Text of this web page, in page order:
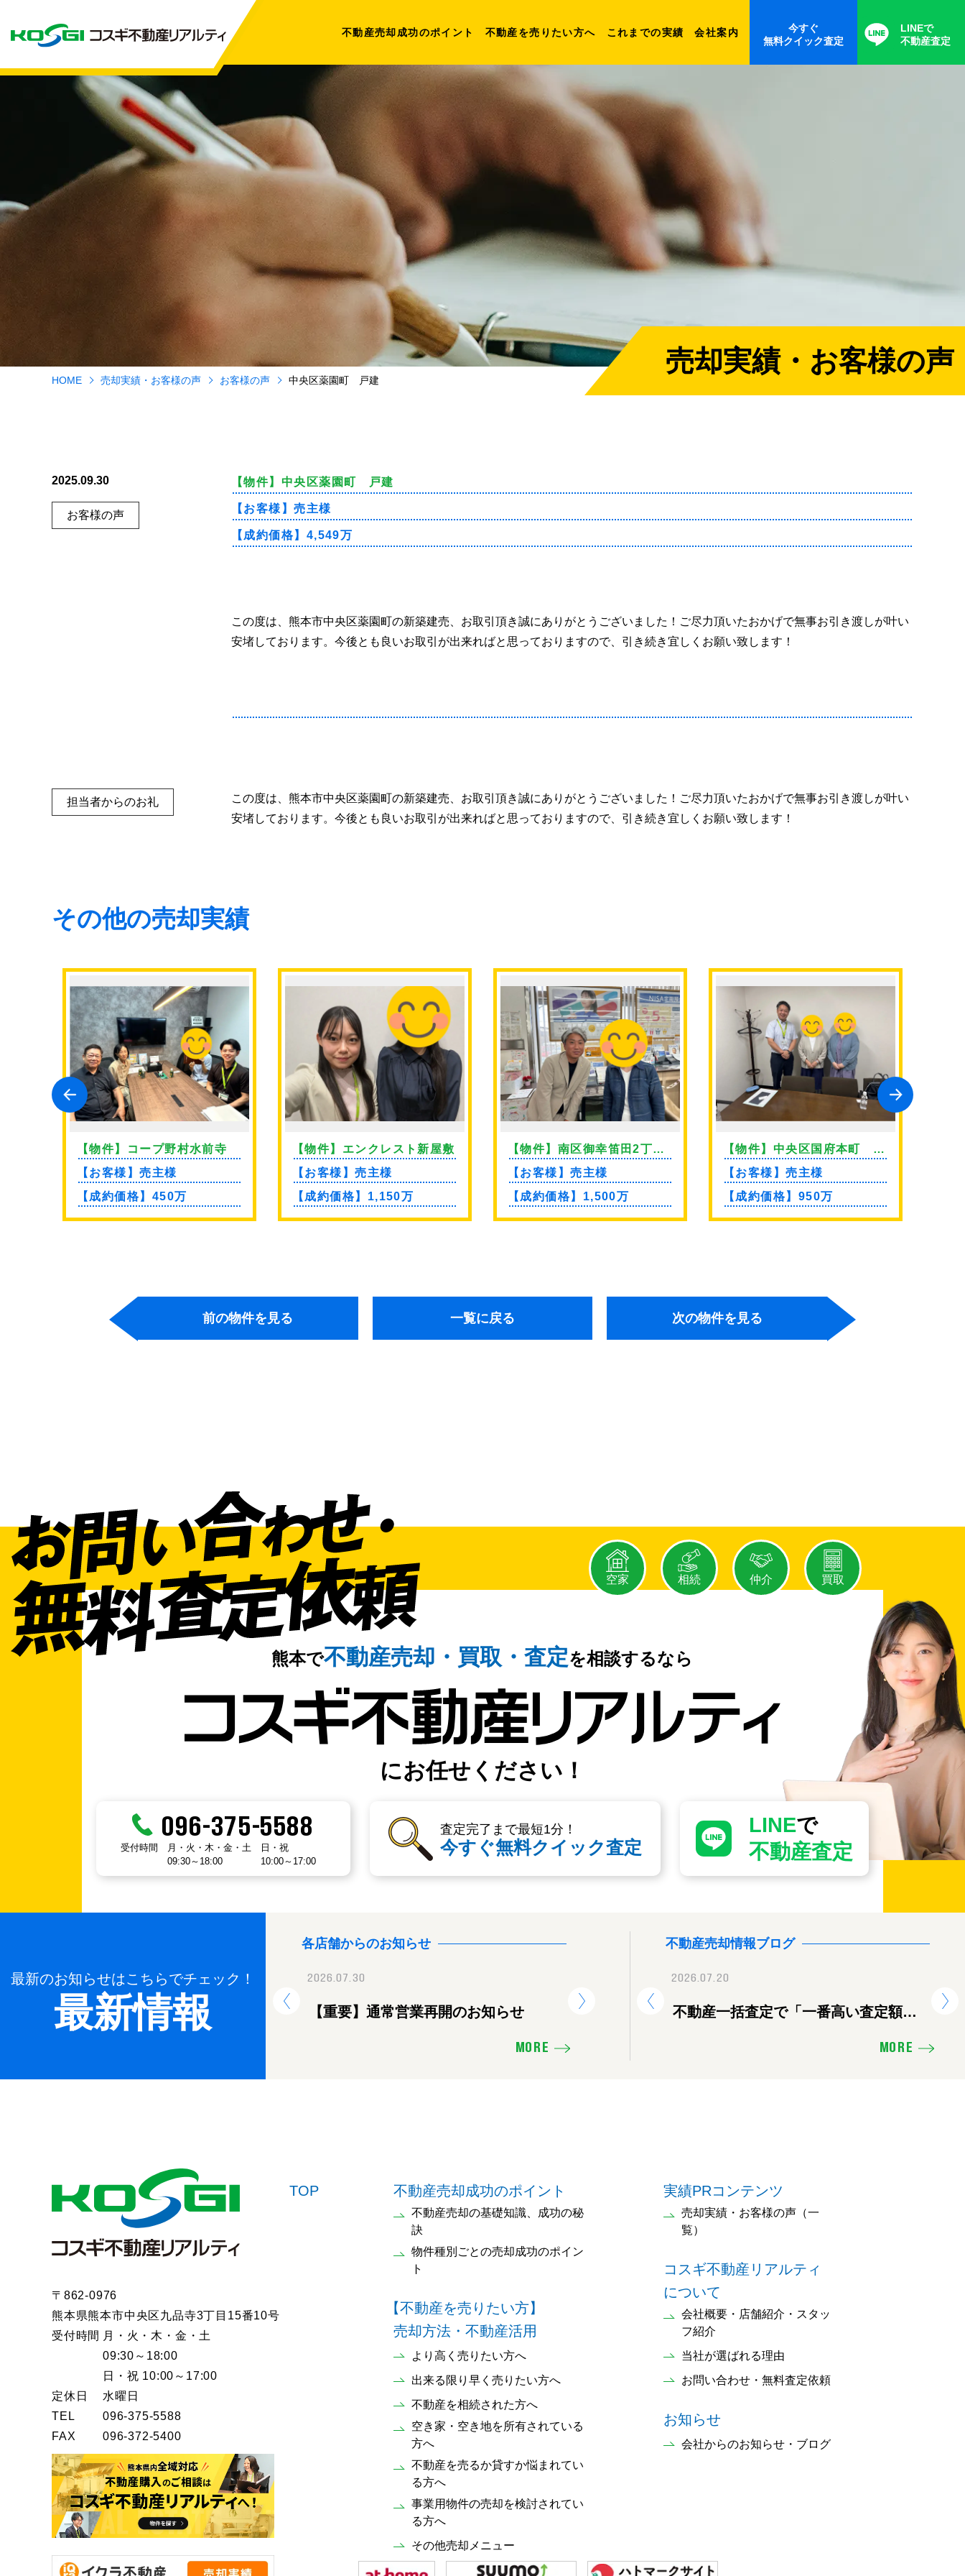
不動産売却成功のポイント 不動産を売りたい方へ これまでの実績 会社案内
今すぐ
無料クイック査定
LINEで
不動産査定
売却実績・お客様の声
HOME 売却実績・お客様の声 お客様の声 中央区薬園町 戸建
2025.09.30
お客様の声
【物件】 中央区薬園町 戸建
【お客様】売主様
【成約価格】 4,549万
この度は、熊本市中央区薬園町の新築建売、お取引頂き誠にありがとうございました！ご尽力頂いたおかげで無事お引き渡しが叶い
安堵しております。今後とも良いお取引が出来ればと思っておりますので、引き続き宜しくお願い致します！
担当者からのお礼
この度は、熊本市中央区薬園町の新築建売、お取引頂き誠にありがとうございました！ご尽力頂いたおかげで無事お引き渡しが叶い
安堵しております。今後とも良いお取引が出来ればと思っておりますので、引き続き宜しくお願い致します！
その他の売却実績
【物件】コープ野村水前寺
【お客様】売主様
【成約価格】450万
【物件】エンクレスト新屋敷
【お客様】売主様
【成約価格】1,150万
【物件】南区御幸笛田2丁
目 土地
【お客様】売主様
【成約価格】1,500万
【物件】中央区国府本町 土
地
【お客様】売主様
【成約価格】950万
前の物件を見る 一覧に戻る 次の物件を見る
空家 相続 仲介 買取
熊本で不動産売却・ 買取・査定を相談するなら
にお任せください！
096-375-5588
受付時間
月・火・木・金・土
09:30～18:00
日・祝
10:00～17:00
査定完了まで最短1分！
今すぐ無料クイック査定
LINEで
不動産査定
最新のお知らせはこちらでチェック！
最新情報
各店舗からのお知らせ
2024.12.26
年末年始休業のお知らせ
2026.07.30
【重要】通常営業再開のお知らせ
【重要】地震に伴う臨時休業のお知ら
【重要】地震に伴
MORE
不動産売却情報ブログ
価格を下げたり、販売活動の見直し
2026.07.20
不動産一括査定で「一番高い査定額」
熊
MORE
〒862-0976
熊本県熊本市中央区九品寺3丁目15番10号
受付時間 月・火・木・金・土
09:30～18:00
日・祝 10:00～17:00
定休日
水曜日
TEL
096-375-5588
FAX
096-372-5400
TOP 不動産売却成功のポイント
不動産売却の基礎知識、成功の秘
訣
物件種別ごとの売却成功のポイン
ト
【不動産を売りたい方】
売却方法・不動産活用
より高く売りたい方へ
出来る限り早く売りたい方へ
不動産を相続された方へ
空き家・空き地を所有されている
方へ
不動産を売るか貸すか悩まれてい
る方へ
事業用物件の売却を検討されてい
る方へ
その他売却メニュー
実績PRコンテンツ
売却実績・お客様の声（一
覧）
コスギ不動産リアルティ
について
会社概要・店舗紹介・スタッ
フ紹介
当社が選ばれる理由
お問い合わせ・無料査定依頼
お知らせ
会社からのお知らせ・ブログ